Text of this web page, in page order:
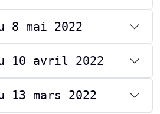
8 mai 2022
10 avril 2022
mars 2022